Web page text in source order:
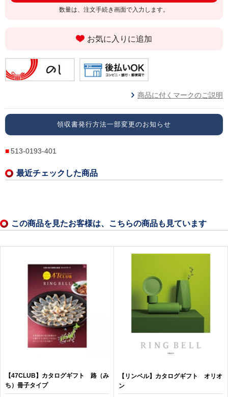
数量は、注文手続き画面で入力します。
お気に入りに追加
商品に付くマークのご説明
領収書発行方法一部変更のお知らせ
513-0193-401
最近チェックした商品
この商品を見たお客様は、こちらの商品も見ています
【47CLUB】カタログギフト 路（み
ち）冊子タイプ
【リンベル】カタログギフト オリオ
ン